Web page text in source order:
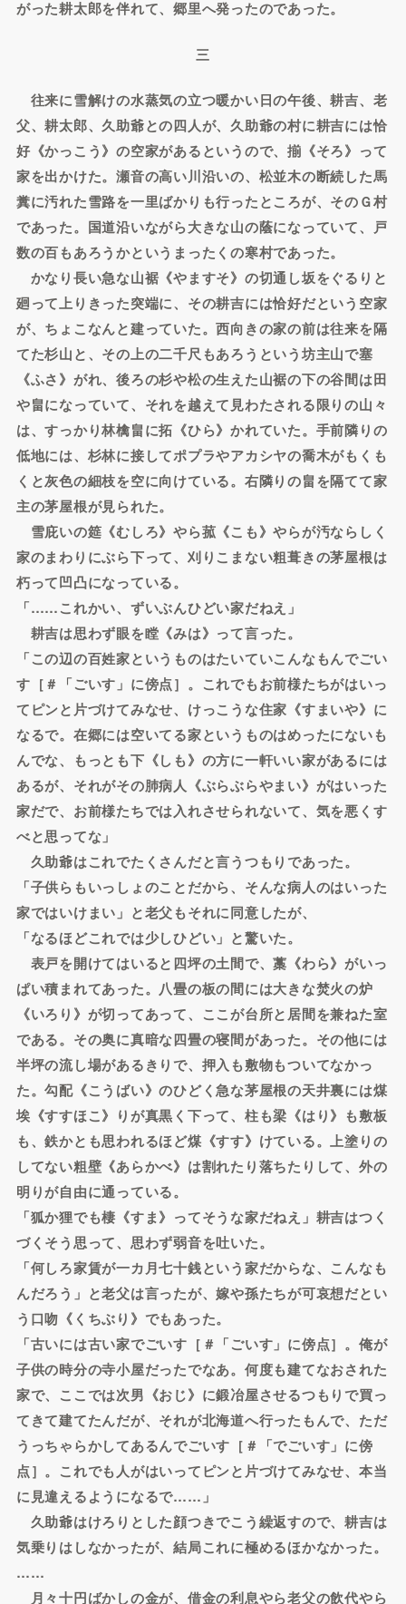
がった耕太郎を伴れて、郷里へ発ったのであった。
三
往来に雪解けの水蒸気の立つ暖かい日の午後、耕吉、老
父、耕太郎、久助爺との四人が、久助爺の村に耕吉には恰
好《かっこう》の空家があるというので、揃《そろ》って
家を出かけた。瀬音の高い川沿いの、松並木の断続した馬
糞に汚れた雪路を一里ばかりも行ったところが、そのＧ村
であった。国道沿いながら大きな山の蔭になっていて、戸
数の百もあろうかというまったくの寒村であった。
かなり長い急な山裾《やますそ》の切通し坂をぐるりと
廻って上りきった突端に、その耕吉には恰好だという空家
が、ちょこなんと建っていた。西向きの家の前は往来を隔
てた杉山と、その上の二千尺もあろうという坊主山で塞
《ふさ》がれ、後ろの杉や松の生えた山裾の下の谷間は田
や畠になっていて、それを越えて見わたされる限りの山々
は、すっかり林檎畠に拓《ひら》かれていた。手前隣りの
低地には、杉林に接してポプラやアカシヤの喬木がもくも
くと灰色の細枝を空に向けている。右隣りの畠を隔てて家
主の茅屋根が見られた。
雪庇いの筵《むしろ》やら菰《こも》やらが汚ならしく
家のまわりにぶら下って、刈りこまない粗葺きの茅屋根は
朽って凹凸になっている。
「……これかい、ずいぶんひどい家だねえ」
耕吉は思わず眼を瞠《みは》って言った。
「この辺の百姓家というものはたいていこんなもんでごい
す［＃「ごいす」に傍点］。これでもお前様たちがはいっ
てピンと片づけてみなせ、けっこうな住家《すまいや》に
なるで。在郷には空いてる家というものはめったにないも
んでな、もっとも下《しも》の方に一軒いい家があるには
あるが、それがその肺病人《ぶらぶらやまい》がはいった
家だで、お前様たちでは入れさせられないて、気を悪くす
べと思ってな」
久助爺はこれでたくさんだと言うつもりであった。
「子供らもいっしょのことだから、そんな病人のはいった
家ではいけまい」と老父もそれに同意したが、
「なるほどこれでは少しひどい」と驚いた。
表戸を開けてはいると四坪の土間で、藁《わら》がいっ
ぱい積まれてあった。八畳の板の間には大きな焚火の炉
《いろり》が切ってあって、ここが台所と居間を兼ねた室
である。その奥に真暗な四畳の寝間があった。その他には
半坪の流し場があるきりで、押入も敷物もついてなかっ
た。勾配《こうばい》のひどく急な茅屋根の天井裏には煤
埃《すすほこ》りが真黒く下って、柱も梁《はり》も敷板
も、鉄かとも思われるほど煤《すす》けている。上塗りの
してない粗壁《あらかべ》は割れたり落ちたりして、外の
明りが自由に通っている。
「狐か狸でも棲《すま》ってそうな家だねえ」耕吉はつく
づくそう思って、思わず弱音を吐いた。
「何しろ家賃が一カ月七十銭という家だからな、こんなも
んだろう」と老父は言ったが、嫁や孫たちが可哀想だとい
う口吻《くちぶり》でもあった。
「古いには古い家でごいす［＃「ごいす」に傍点］。俺が
子供の時分の寺小屋だったでなあ。何度も建てなおされた
家で、ここでは次男《おじ》に鍛冶屋させるつもりで買っ
てきて建てたんだが、それが北海道へ行ったもんで、ただ
うっちゃらかしてあるんでごいす［＃「でごいす」に傍
点］。これでも人がはいってピンと片づけてみなせ、本当
に見違えるようになるで……」
久助爺はけろりとした顔つきでこう繰返すので、耕吉は
気乗りはしなかったが、結局これに極めるほかなかった。
……
月々十円ばかしの金が、借金の利息やら老父の飲代やら